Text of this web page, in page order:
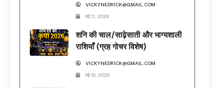
VICKYNEDRICK@GMAIL.COM
मई 11, 2026
शनि की चाल/साढ़ेसाती और भाग्यशाली
राशियाँ (ग्रह गोचर विशेष)
VICKYNEDRICK@GMAIL.COM
मई 10, 2026